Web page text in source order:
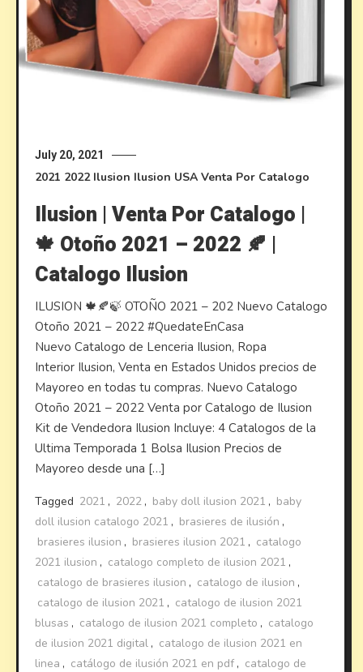
July 20, 2021
2021 2022 Ilusion Ilusion USA Venta Por Catalogo
Ilusion | Venta Por Catalogo |
🍁 Otoño 2021 – 2022 🍂 |
Catalogo Ilusion
ILUSION 🍁🍂🍃 OTOÑO 2021 – 202 Nuevo Catalogo
Otoño 2021 – 2022 #QuedateEnCasa
Nuevo Catalogo de Lenceria Ilusion, Ropa
Interior Ilusion, Venta en Estados Unidos precios de
Mayoreo en todas tu compras. Nuevo Catalogo
Otoño 2021 – 2022 Venta por Catalogo de Ilusion
Kit de Vendedora Ilusion Incluye: 4 Catalogos de la
Ultima Temporada 1 Bolsa Ilusion Precios de
Mayoreo desde una […]
Tagged 2021 , 2022 , baby doll ilusion 2021 , baby
doll ilusion catalogo 2021 , brasieres de ilusión ,
brasieres ilusion , brasieres ilusion 2021 , catalogo
2021 ilusion , catalogo completo de ilusion 2021 ,
catalogo de brasieres ilusion , catalogo de ilusion ,
catalogo de ilusion 2021 , catalogo de ilusion 2021
blusas , catalogo de ilusion 2021 completo , catalogo
de ilusion 2021 digital , catalogo de ilusion 2021 en
linea , catálogo de ilusión 2021 en pdf , catalogo de